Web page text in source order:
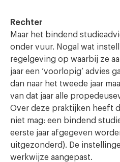
Rechter
Maar het bindend
onder vuur. Nogal wat
regelgeving op waarbij ze
jaar een ‘voorlopig’ advies
dan naar het tweede jaar
van dat jaar alle
Over deze praktijken heeft
niet mag: een bindend
eerste jaar afgegeven
uitgezonderd). De
werkwijze aangepast.